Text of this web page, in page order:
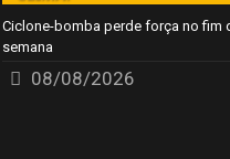
Ciclone-bomba perde força no fim
semana
08/08/2026